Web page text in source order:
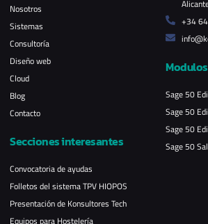
Nosotros
Sistemas
Consultoría
Diseño web
Cloud
Blog
Contacto
Secciones interesantes
Convocatoria de ayudas
Folletos del sistema TPV HIOPOS
Presentación de Konsultores Tech
Equipos para Hostelería
+34
Sage 50
Sage 50
Sage 50
Sage 50